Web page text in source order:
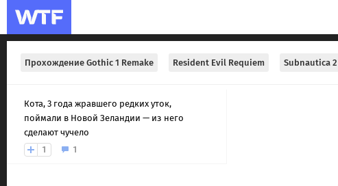
Прохождение Gothic 1 Remake Resident Evil Requiem Subnautica 2
Кота, 3 года жравшего редких уток,
поймали в Новой Зеландии — из него
сделают чучело
1
1